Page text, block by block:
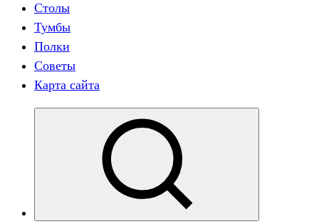
Столы
Тумбы
Полки
Советы
Карта сайта